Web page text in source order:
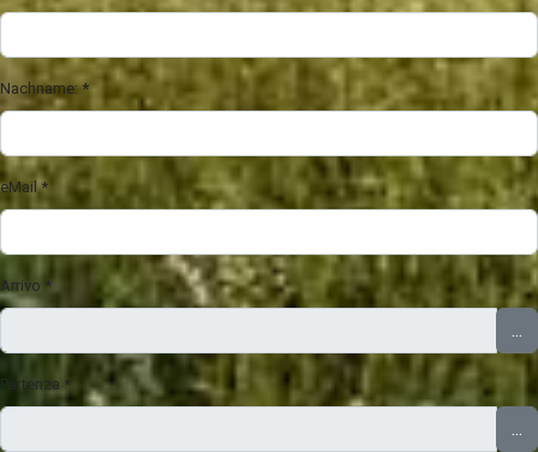
Nachname: *
eMail *
Arrivo *
...
Partenza *
...